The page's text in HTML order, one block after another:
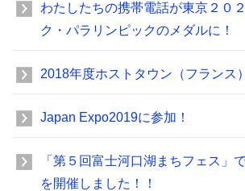
わたしたちの携帯電話が東京２０
ク・パラリンピックのメダルに！
2018年度ホストタウン（フランス
Japan Expo2019に参加！
「第５回富士河口湖まちフェス」
を開催しました！！